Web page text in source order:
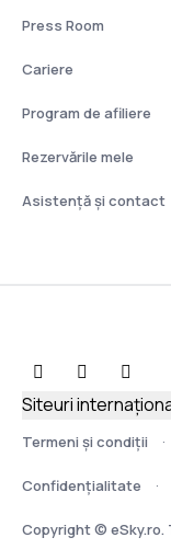
Press Room
Cariere
Program de afiliere
Rezervările mele
Asistenţă şi contact
Termeni şi condiţii
Confidențialitate
Copyright ©
Siteuri